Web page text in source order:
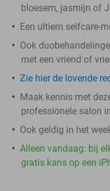
bloesem, jasmijn of
Een ultiem selfcare-
Ook
met een vriend of
Zie hier de lovende
Maak kennis met
professionele salon
Ook geldig in het
Alleen vandaag: bij
gratis kans op een